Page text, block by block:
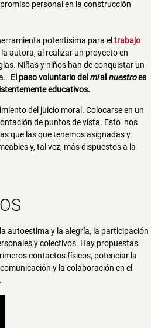
personal en la construcción
potentísima para eltrabajo
autora, al realizar un proyecto en
Niñas y niños han de conquistar un
El paso voluntario del mial nuestroes
educativos.
del juicio moral. Colocarse en un
de puntos de vista. Esto nos
que las que tenemos asignadas y
y, tal vez, más dispuestos a la
autoestima y la alegría, la participación
y colectivos. Hay propuestas
contactos físicos, potenciar la
y la colaboración en el
.